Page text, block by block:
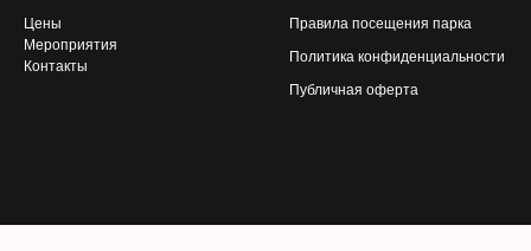
Цены
Мероприятия
Контакты
Правила посещения парка
Политика конфиденциальности
Публичная оферта